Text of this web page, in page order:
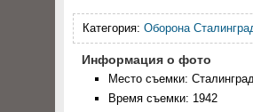
Категория: Оборона
Информация о фото
Место съемки:
Время съемки: 1942